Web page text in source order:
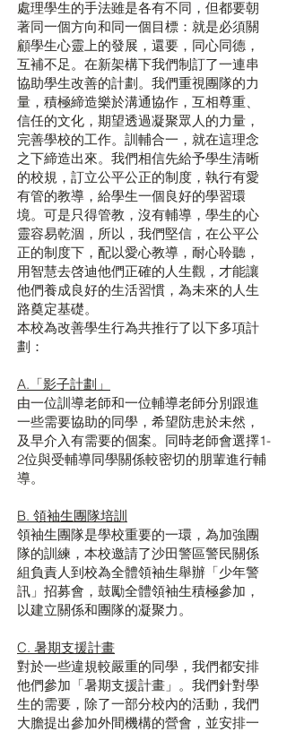
處理學生的手法雖是各有不同，但都要朝
著同一個方向和同一個目標：就是必須關
顧學生心靈上的發展，還要，同心同德，
互補不足。在新架構下我們制訂了一連串
協助學生改善的計劃。我們重視團隊的力
量，積極締造樂於溝通協作，互相尊重、
信任的文化，期望透過凝聚眾人的力量，
完善學校的工作。訓輔合一，就在這理念
之下締造出來。我們相信先給予學生清晰
的校規，訂立公平公正的制度，執行有愛
有管的教導，給學生一個良好的學習環
境。可是只得管教，沒有輔導，學生的心
靈容易乾涸，所以，我們堅信，在公平公
正的制度下，配以愛心教導，耐心聆聽，
用智慧去啓迪他們正確的人生觀，才能讓
他們養成良好的生活習慣，為未來的人生
路奠定基礎。
本校為改善學生行為共推行了以下多項計
劃：
A.「影子計劃」
由一位訓導老師和一位輔導老師分別跟進
一些需要協助的同學，希望防患於未然，
及早介入有需要的個案。同時老師會選擇1-
2位與受輔導同學關係較密切的朋輩進行輔
導。
B. 領袖生團隊培訓
領袖生團隊是學校重要的一環，為加強團
隊的訓練，本校邀請了沙田警區警民關係
組負責人到校為全體領袖生舉辦「少年警
訊」招募會，鼓勵全體領袖生積極參加，
以建立關係和團隊的凝聚力。
C. 暑期支援計畫
對於一些違規較嚴重的同學，我們都安排
他們參加「暑期支援計畫」。我們針對學
生的需要，除了一部分校內的活動，我們
大膽提出參加外間機構的營會，並安排一